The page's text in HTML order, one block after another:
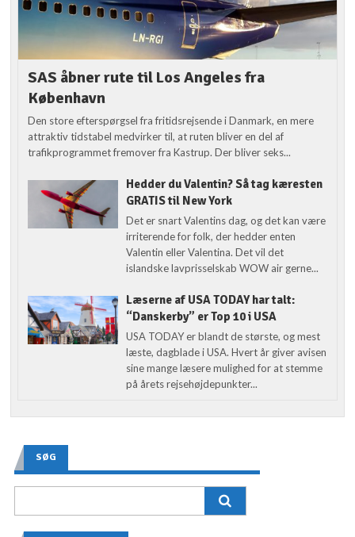
SAS åbner rute til Los Angeles fra
København
Den store efterspørgsel fra fritidsrejsende i Danmark, en mere
attraktiv tidstabel medvirker til, at ruten bliver en del af
trafikprogrammet fremover fra Kastrup. Der bliver seks...
Hedder du Valentin? Så tag kæresten
GRATIS til New York
Det er snart Valentins dag, og det kan være
irriterende for folk, der hedder enten
Valentin eller Valentina. Det vil det
islandske lavprisselskab WOW air gerne...
Læserne af USA TODAY har talt:
“Danskerby” er Top 10 i USA
USA TODAY er blandt de største, og mest
læste, dagblade i USA. Hvert år giver avisen
sine mange læsere mulighed for at stemme
på årets rejsehøjdepunkter...
SØG